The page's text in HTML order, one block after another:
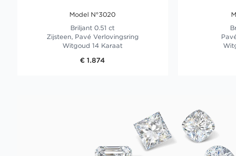
Model N°3020
Briljant 0.51 ct
Zijsteen, Pavé Verlovingsring
Witgoud 14 Karaat
€ 1.874